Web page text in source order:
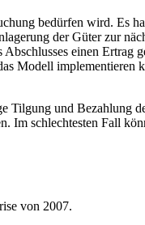
bedürfen wird. Es
der Güter zur
einen Ertrag
Modell implementieren
Tilgung und Bezahlung
Im schlechtesten Fall
von 2007.